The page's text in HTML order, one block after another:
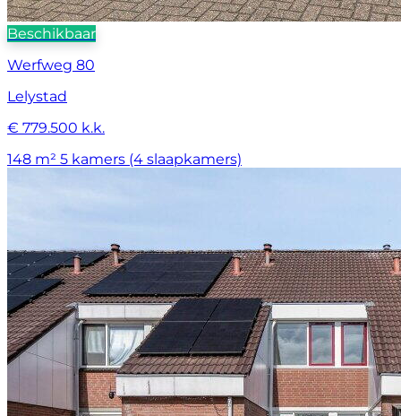
Beschikbaar
Werfweg 80
Lelystad
€ 779.500 k.k.
148 m² 5 kamers (4 slaapkamers)